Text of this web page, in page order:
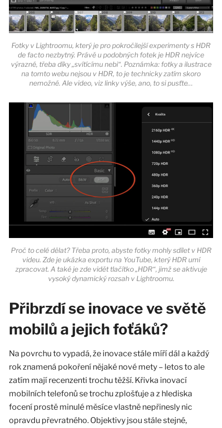
Fotky v Lightroomu, který je pro pokročilejší experimenty s HDR
de facto nezbytný. Právě u podobných fotek je HDR nejvíce
výrazné, třeba díky „svítícímu nebi“. Poznámka: fotky a ilustrace
na tomto webu nejsou v HDR, to je technicky zatím skoro
nemožné. Ale video, viz linky výše, ano, to si pusťte…
Proč to celé dělat? Třeba proto, abyste fotky mohly sdílet v HDR
videu. Zde je ukázka exportu na YouTube, který HDR umí
zpracovat. A také je zde vidět tlačítko „HDR“, jimž se aktivuje
vysoký dynamický rozsah v Lightroomu.
Přibrzdí se inovace ve světě
mobilů a jejich foťáků?
Na povrchu to vypadá, že inovace stále míří dál a každý
rok znamená pokoření nějaké nové mety – letos to ale
zatím mají recenzenti trochu těžší. Křivka inovací
mobilních telefonů se trochu zplošťuje a z hlediska
focení prostě minulé měsíce vlastně nepřinesly nic
opravdu převratného. Objektivy jsou stále stejné,